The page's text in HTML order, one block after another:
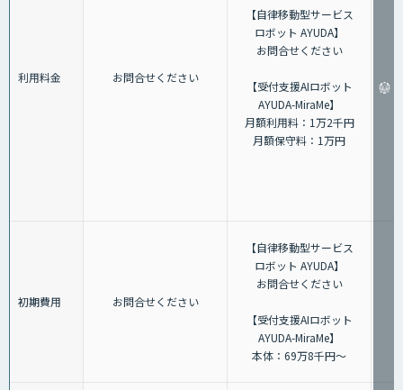
利用料金 お問合せください
【自律移動型サービス
ロボット AYUDA】
お問合せください
【受付支援AIロボット
AYUDA-MiraMe】
月額利用料：1万2千円
月額保守料：1万円
初期費用 お問合せください
【自律移動型サービス
ロボット AYUDA】
お問合せください
【受付支援AIロボット
AYUDA-MiraMe】
本体：69万8千円～